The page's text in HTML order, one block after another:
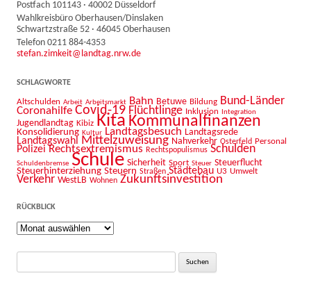
Postfach 101143 · 40002 Düsseldorf
Wahlkreisbüro Oberhausen/Dinslaken
Schwartzstraße 52 · 46045 Oberhausen
Telefon 0211 884-4353
stefan.zimkeit@landtag.nrw.de
SCHLAGWORTE
Altschulden Arbeit Arbeitsmarkt Bahn Betuwe Bildung Bund-Länder
Coronahilfe Covid-19 Flüchtlinge Inklusion Integration
Jugendlandtag Kibiz Kita Kommunalfinanzen
Konsolidierung Kultur Landtagsbesuch Landtagsrede
Landtagswahl Mittelzuweisung Nahverkehr Osterfeld Personal
Polizei Rechtsextremismus Rechtspopulismus Schulden
Schuldenbremse Schule Sicherheit Sport Steuer Steuerflucht
Steuerhinterziehung Steuern Straßen Städtebau U3 Umwelt
Verkehr WestLB Wohnen Zukunftsinvestition
RÜCKBLICK
Rückblick
Suche